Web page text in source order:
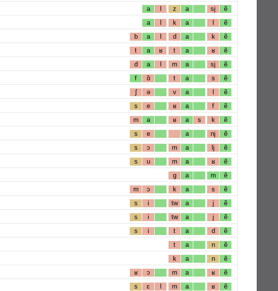
a l z a sj ẽ
a l k a l ẽ
b a l d a k ẽ
t a ʁ t a ʁ ẽ
d a l m a sj ẽ
f ɑ̃ t a s ẽ
ʃ ə v a l ẽ
s e ʁ a f ẽ
m a ʁ a s k ẽ
s e a nj ẽ
s ɔ m a lj ẽ
s u m a ʁ ẽ
g a m ẽ
m ɔ k a s ẽ
s i tw a j ẽ
s i tw a j ẽ
s i t a d ẽ
t a n ẽ
k a n ẽ
ʁ ɔ m a ʁ ẽ
s ɛ l m a ʁ ẽ